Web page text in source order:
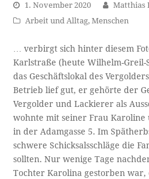
1. November 2020
Matthias
Arbeit und Alltag,Menschen
… verbirgt sich hinter diesem
Karlstraße (heute Wilhelm-
das Geschäftslokal des
Betrieb lief gut, er gehörte der
Vergolder und Lackierer als
wohnte mit seiner Frau
in der Adamgasse 5. Im
schwere Schicksalsschläge die
sollten. Nur wenige Tage
Tochter Karolina gestorben war,